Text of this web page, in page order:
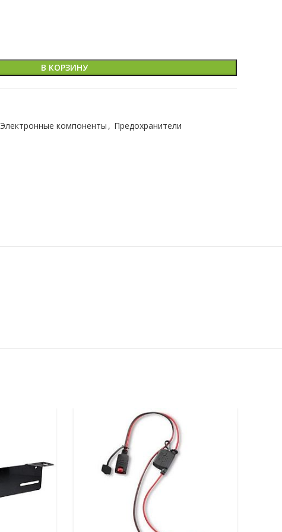
В КОРЗИНУ
Электронные компоненты , Предохранители